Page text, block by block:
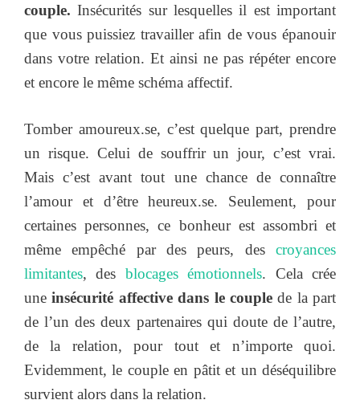
couple. Insécurités sur lesquelles il est important
que vous puissiez travailler afin de vous épanouir
dans votre relation. Et ainsi ne pas répéter encore
et encore le même schéma affectif.
Tomber amoureux.se, c’est quelque part, prendre
un risque. Celui de souffrir un jour, c’est vrai.
Mais c’est avant tout une chance de connaître
l’amour et d’être heureux.se. Seulement, pour
certaines personnes, ce bonheur est assombri et
même empêché par des peurs, des croyances
limitantes, des blocages émotionnels. Cela crée
uneinsécurité affective dans le couplede la part
de l’un des deux partenaires qui doute de l’autre,
de la relation, pour tout et n’importe quoi.
Evidemment, le couple en pâtit et un déséquilibre
survient alors dans la relation.